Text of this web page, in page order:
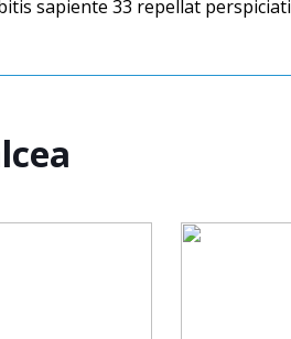
sapiente 33 repellat